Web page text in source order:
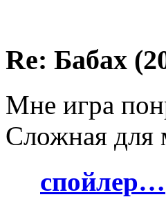
Re: Бабах
Мне игра
Сложная для
спойлер…